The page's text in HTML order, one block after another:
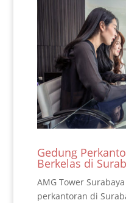
Gedung
Berkelas di
AMG Tower
perkantoran di